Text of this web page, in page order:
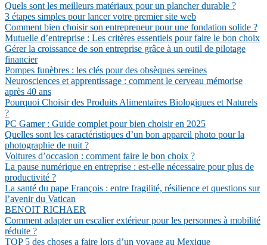
Quels sont les meilleurs matériaux pour un plancher durable ?
3 étapes simples pour lancer votre premier site web
Comment bien choisir son entrepreneur pour une fondation solide ?
Mutuelle d’entreprise : Les critères essentiels pour faire le bon choix
Gérer la croissance de son entreprise grâce à un outil de pilotage
financier
Pompes funèbres : les clés pour des obsèques sereines
Neurosciences et apprentissage : comment le cerveau mémorise
après 40 ans
Pourquoi Choisir des Produits Alimentaires Biologiques et Naturels
?
PC Gamer : Guide complet pour bien choisir en 2025
Quelles sont les caractéristiques d’un bon appareil photo pour la
photographie de nuit ?
Voitures d’occasion : comment faire le bon choix ?
La pause numérique en entreprise : est-elle nécessaire pour plus de
productivité ?
La santé du pape François : entre fragilité, résilience et questions sur
l’avenir du Vatican
BENOIT RICHAER
Comment adapter un escalier extérieur pour les personnes à mobilité
réduite ?
TOP 5 des choses a faire lors d’un voyage au Mexique